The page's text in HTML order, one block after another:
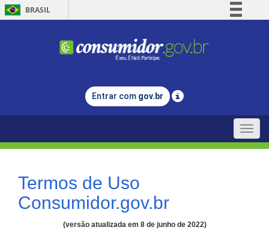
BRASIL
Comunica BR
Legislação
Entrar com gov.br
Toggle
Termos de Uso
Consumidor.gov.br
(versão atualizada em 8 de junho de 2022)